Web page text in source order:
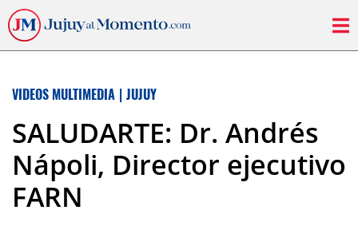
VIDEOS MULTIMEDIA | JUJUY
SALUDARTE: Dr. Andrés
Nápoli, Director ejecutivo
FARN